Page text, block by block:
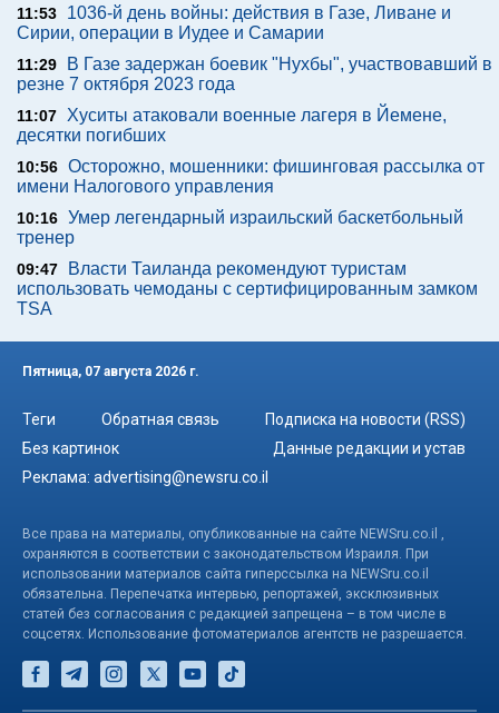
11:53
1036-й день войны: действия в Газе, Ливане и
Сирии, операции в Иудее и Самарии
11:29
В Газе задержан боевик "Нухбы", участвовавший в
резне 7 октября 2023 года
11:07 Хуситы атаковали военные лагеря в Йемене,
десятки погибших
10:56 Осторожно, мошенники: фишинговая рассылка от
имени Налогового управления
10:16 Умер легендарный израильский баскетбольный
тренер
09:47
Власти Таиланда рекомендуют туристам
использовать чемоданы с сертифицированным замком
TSA
Пятница, 07 августа 2026 г.
Теги Обратная связь
Подписка на новости (RSS)
Без картинок
Данные редакции и устав
Реклама: advertising@newsru.co.il
Все права на материалы, опубликованные на сайте NEWSru.co.il ,
охраняются в соответствии с законодательством Израиля. При
использовании материалов сайта гиперссылка на NEWSru.co.il
обязательна. Перепечатка интервью, репортажей, эксклюзивных
статей без согласования с редакцией запрещена – в том числе в
соцсетях. Использование фотоматериалов агентств не разрешается.